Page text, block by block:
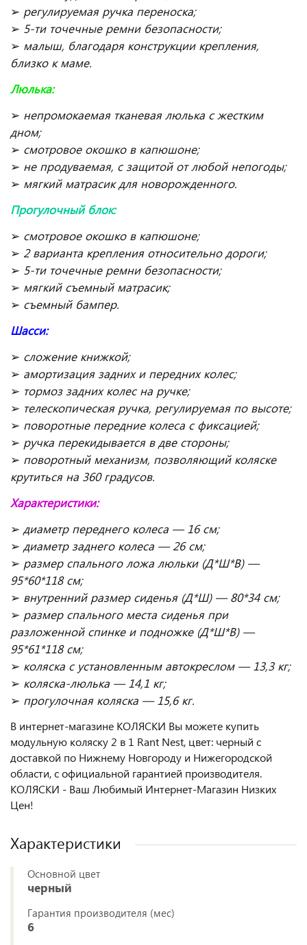
➢ регулируемая ручка переноска;
➢ 5-ти точечные ремни безопасности;
➢ малыш, благодаря конструкции крепления,
близко к маме.
Люлька:
➢ непромокаемая тканевая люлька с жестким
дном;
➢ смотровое окошко в капюшоне;
➢ не продуваемая, с защитой от любой непогоды;
➢ мягкий матрасик для новорожденного.
Прогулочный блок:
➢ смотровое окошко в капюшоне;
➢ 2 варианта крепления относительно дороги;
➢ 5-ти точечные ремни безопасности;
➢ мягкий съемный матрасик;
➢ съемный бампер.
Шасси:
➢ сложение книжкой;
➢ амортизация задних и передних колес;
➢ тормоз задних колес на ручке;
➢ телескопическая ручка, регулируемая по высоте;
➢ поворотные передние колеса с фиксацией;
➢ ручка перекидывается в две стороны;
➢ поворотный механизм, позволяющий коляске
крутиться на 360 градусов.
Характеристики:
➢ диаметр переднего колеса — 16 см;
➢ диаметр заднего колеса — 26 см;
➢ размер спального ложа люльки (Д*Ш*В) —
95*60*118 см;
➢ внутренний размер сиденья (Д*Ш) — 80*34 см;
➢ размер спального места сиденья при
разложенной спинке и подножке (Д*Ш*В) —
95*61*118 см;
➢ коляска с установленным автокреслом — 13,3 кг;
➢ коляска-люлька — 14,1 кг;
➢ прогулочная коляска — 15,6 кг.
В интернет-магазине КОЛЯСКИ Вы можете купить
модульную коляску 2 в 1 Rant Nest, цвет: черный с
доставкой по Нижнему Новгороду и Нижегородской
области, с официальной гарантией производителя.
КОЛЯСКИ - Ваш Любимый Интернет-Магазин Низких
Цен!
Характеристики
Основной цвет
черный
Гарантия производителя (мес)
6